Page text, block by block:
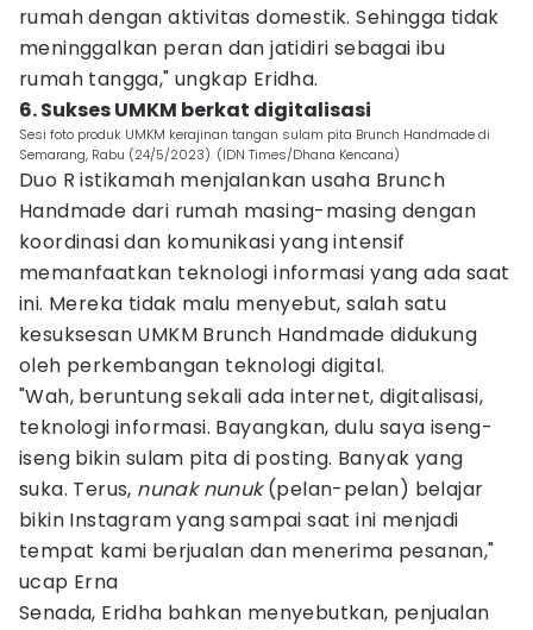
rumah dengan aktivitas domestik. Sehingga tidak
meninggalkan peran dan jatidiri sebagai ibu
rumah tangga," ungkap Eridha.
6. Sukses UMKM berkat digitalisasi
Sesi foto produk UMKM kerajinan tangan sulam pita Brunch Handmade di
Semarang, Rabu (24/5/2023). (IDN Times/Dhana Kencana)
Duo R istikamah menjalankan usaha Brunch
Handmade dari rumah masing-masing dengan
koordinasi dan komunikasi yang intensif
memanfaatkan teknologi informasi yang ada saat
ini. Mereka tidak malu menyebut, salah satu
kesuksesan UMKM Brunch Handmade didukung
oleh perkembangan teknologi digital.
"Wah, beruntung sekali ada internet, digitalisasi,
teknologi informasi. Bayangkan, dulu saya iseng-
iseng bikin sulam pita di posting. Banyak yang
suka. Terus, nunak nunuk(pelan-pelan) belajar
bikin Instagram yang sampai saat ini menjadi
tempat kami berjualan dan menerima pesanan,"
ucap Erna
Senada, Eridha bahkan menyebutkan, penjualan